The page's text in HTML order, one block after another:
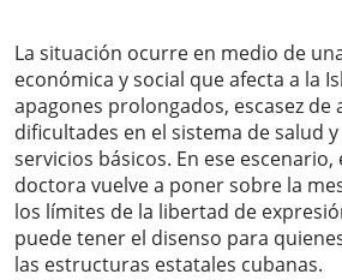
La situación ocurre en medio de
económica y social que afecta a la
apagones prolongados, escasez de
dificultades en el sistema de salud
servicios básicos. En ese
doctora vuelve a poner sobre la
los límites de la libertad de
puede tener el disenso para
las estructuras estatales cubanas.